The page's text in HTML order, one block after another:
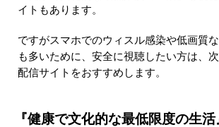
イトもあります。
ですがスマホでのウィスル感染や低画質
も多いために、安全に視聴したい方は、
配信サイトをおすすめします。
『健康で文化的な最低限度の生